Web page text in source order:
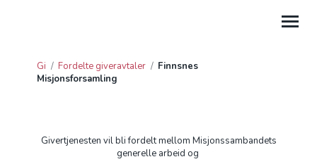
GI
PROSJEKTGAVER
Gi / Fordelte giveravtaler / Finnsnes
Misjonsforsamling
Givertjenesten vil bli fordelt mellom Misjonssambandets
generelle arbeid og